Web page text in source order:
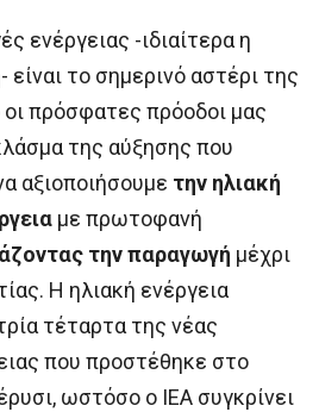
ενέργειας -ιδιαίτερα η
είναι το σημερινό αστέρι της
πρόσφατες πρόοδοι μας
της αύξησης που
αξιοποιήσουμε την ηλιακή
με πρωτοφανή
την παραγωγή μέχρι
Η ηλιακή ενέργεια
τέταρτα της νέας
που προστέθηκε στο
ωστόσο ο IEA συγκρίνει